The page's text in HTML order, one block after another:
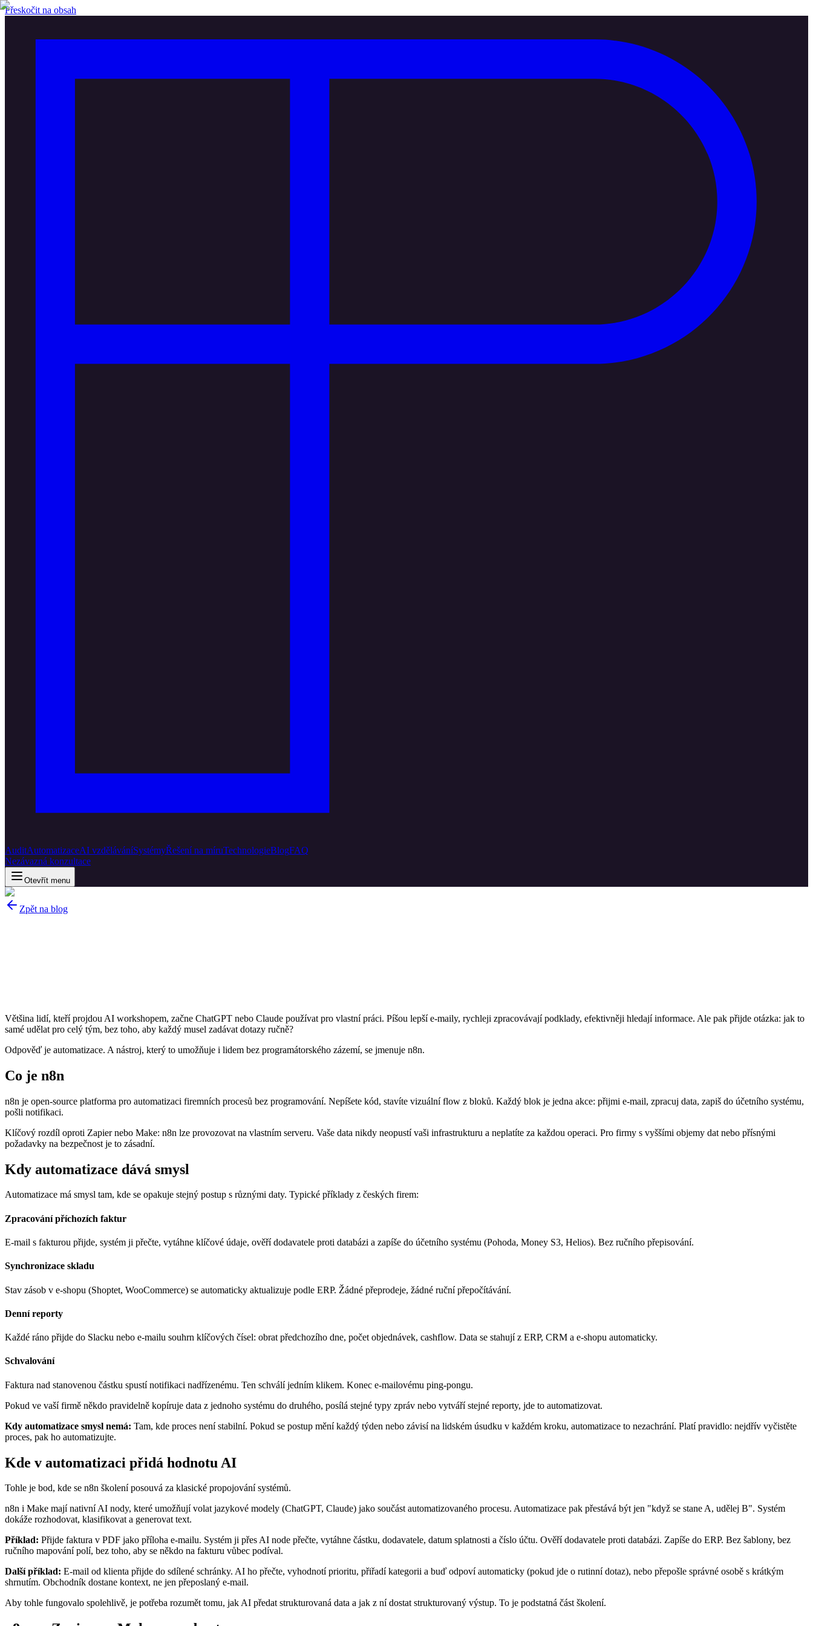
Přeskočit na obsah
AuditAutomatizaceAI vzděláváníSystémyŘešení na míruTechnologieBlogFAQ
Nezávazná konzultace
Otevřít menu
Zpět na blog
Většina lidí, kteří projdou AI workshopem, začne ChatGPT nebo Claude používat pro vlastní práci. Píšou lepší e-maily, rychleji zpracovávají podklady, efektivněji hledají informace. Ale pak přijde otázka: jak to
samé udělat pro celý tým, bez toho, aby každý musel zadávat dotazy ručně?
Odpověď je automatizace. A nástroj, který to umožňuje i lidem bez programátorského zázemí, se jmenuje n8n.
Co je n8n
n8n je open-source platforma pro automatizaci firemních procesů bez programování. Nepíšete kód, stavíte vizuální flow z bloků. Každý blok je jedna akce: přijmi e-mail, zpracuj data, zapiš do účetního systému,
pošli notifikaci.
Klíčový rozdíl oproti Zapier nebo Make: n8n lze provozovat na vlastním serveru. Vaše data nikdy neopustí vaši infrastrukturu a neplatíte za každou operaci. Pro firmy s vyššími objemy dat nebo přísnými
požadavky na bezpečnost je to zásadní.
Kdy automatizace dává smysl
Automatizace má smysl tam, kde se opakuje stejný postup s různými daty. Typické příklady z českých firem:
Zpracování příchozích faktur
E-mail s fakturou přijde, systém ji přečte, vytáhne klíčové údaje, ověří dodavatele proti databázi a zapíše do účetního systému (Pohoda, Money S3, Helios). Bez ručního přepisování.
Synchronizace skladu
Stav zásob v e-shopu (Shoptet, WooCommerce) se automaticky aktualizuje podle ERP. Žádné přeprodeje, žádné ruční přepočítávání.
Denní reporty
Každé ráno přijde do Slacku nebo e-mailu souhrn klíčových čísel: obrat předchozího dne, počet objednávek, cashflow. Data se stahují z ERP, CRM a e-shopu automaticky.
Schvalování
Faktura nad stanovenou částku spustí notifikaci nadřízenému. Ten schválí jedním klikem. Konec e-mailovému ping-pongu.
Pokud ve vaší firmě někdo pravidelně kopíruje data z jednoho systému do druhého, posílá stejné typy zpráv nebo vytváří stejné reporty, jde to automatizovat.
Kdy automatizace smysl nemá: Tam, kde proces není stabilní. Pokud se postup mění každý týden nebo závisí na lidském úsudku v každém kroku, automatizace to nezachrání. Platí pravidlo: nejdřív vyčistěte
proces, pak ho automatizujte.
Kde v automatizaci přidá hodnotu AI
Tohle je bod, kde se n8n školení posouvá za klasické propojování systémů.
n8n i Make mají nativní AI nody, které umožňují volat jazykové modely (ChatGPT, Claude) jako součást automatizovaného procesu. Automatizace pak přestává být jen "když se stane A, udělej B". Systém
dokáže rozhodovat, klasifikovat a generovat text.
Příklad: Přijde faktura v PDF jako příloha e-mailu. Systém ji přes AI node přečte, vytáhne částku, dodavatele, datum splatnosti a číslo účtu. Ověří dodavatele proti databázi. Zapíše do ERP. Bez šablony, bez
ručního mapování polí, bez toho, aby se někdo na fakturu vůbec podíval.
Další příklad: E-mail od klienta přijde do sdílené schránky. AI ho přečte, vyhodnotí prioritu, přiřadí kategorii a buď odpoví automaticky (pokud jde o rutinní dotaz), nebo přepošle správné osobě s krátkým
shrnutím. Obchodník dostane kontext, ne jen přeposlaný e-mail.
Aby tohle fungovalo spolehlivě, je potřeba rozumět tomu, jak AI předat strukturovaná data a jak z ní dostat strukturovaný výstup. To je podstatná část školení.